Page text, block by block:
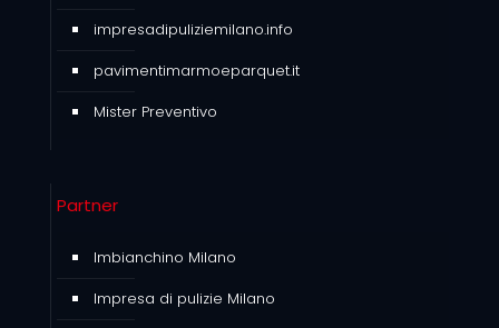
impresadipuliziemilano.info
pavimentimarmoeparquet.it
Mister Preventivo
Partner
Imbianchino Milano
Impresa di pulizie Milano